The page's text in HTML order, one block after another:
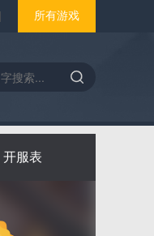
所有游戏
开服表